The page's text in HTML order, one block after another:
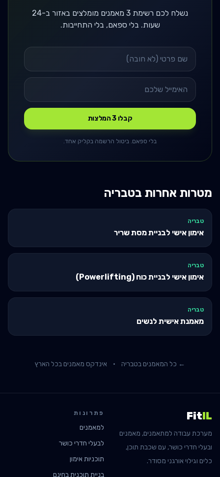
נשלח לכם רשימת 3 מאמנים מומלצים באזור ב-24
שעות. בלי ספאם, בלי התחייבות.
קבלו 3 המלצות
בלי ספאם. ביטול הרשמה בקליק אחד.
מטרות אחרות בטבריה
טבריה
אימון אישי לבניית מסת שריר
טבריה
אימון אישי לבניית כוח (Powerlifting)
טבריה
מאמנת אישית לנשים
← כל המאמנים בטבריה · אינדקס מאמנים בכל הארץ
FitIL
מערכת עבודה למתאמנים, מאמנים
ובעלי חדרי כושר, עם שכבת תוכן,
כלים וגילוי אורגני מסודר.
פתרונות
למאמנים
לבעלי חדרי כושר
תוכניות אימון
בניית תוכנית בחינם